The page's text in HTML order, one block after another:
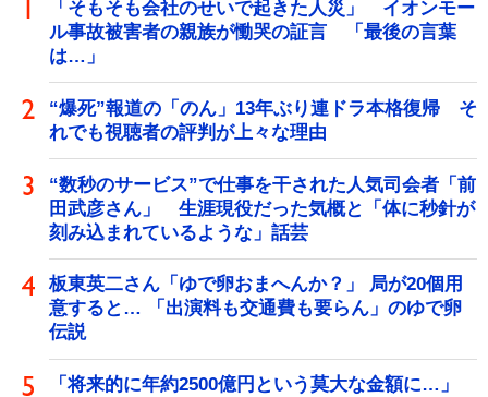
「そもそも会社のせいで起きた人災」 イオンモー
ル事故被害者の親族が慟哭の証言 「最後の言葉
は…」
“爆死”報道の「のん」13年ぶり連ドラ本格復帰 そ
れでも視聴者の評判が上々な理由
“数秒のサービス”で仕事を干された人気司会者「前
田武彦さん」 生涯現役だった気概と「体に秒針が
刻み込まれているような」話芸
板東英二さん「ゆで卵おまへんか？」 局が20個用
意すると… 「出演料も交通費も要らん」のゆで卵
伝説
「将来的に年約2500億円という莫大な金額に…」